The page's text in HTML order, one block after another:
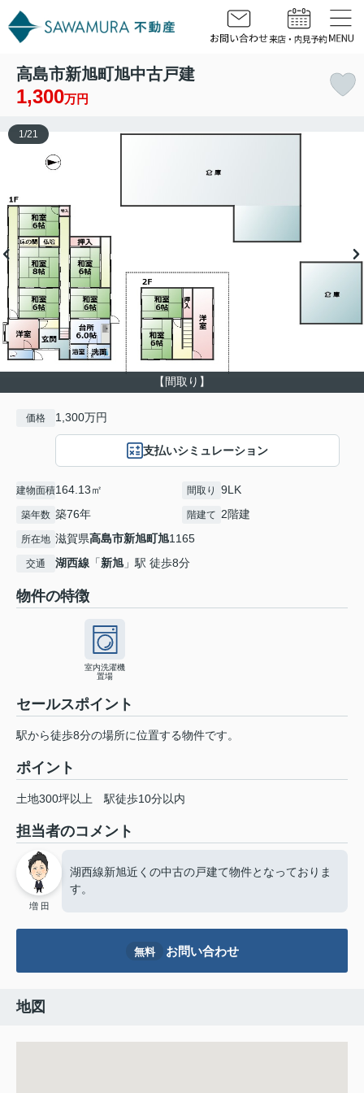
高島市新旭町旭中古戸建
1,300万円
【間取り】
1 /21
価格 1,300万円
支払いシミュレーション
建物面積164.13㎡ 間取り 9LK
築年数 築76年 階建て 2階建
所在地 滋賀県高島市新旭町旭1165
交通 湖西線 「新旭 」駅 徒歩8分
物件の特徴
室内洗濯機
置場
セールスポイント
駅から徒歩8分の場所に位置する物件です。
ポイント
土地300坪以上 駅徒歩10分以内
担当者のコメント
増 田
湖西線新旭近くの中古の戸建て物件となっておりま
す。
無料 お問い合わせ
地図